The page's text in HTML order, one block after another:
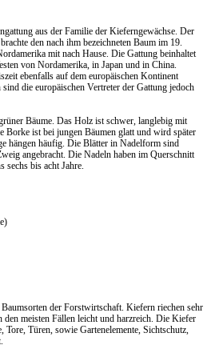
aus der Familie der Kieferngewächse. Der
den nach ihm bezeichneten Baum im 19.
mit nach Hause. Die Gattung beinhaltet
von Nordamerika, in Japan und in China.
ebenfalls auf dem europäischen Kontinent
die europäischen Vertreter der Gattung jedoch
Bäume. Das Holz ist schwer, langlebig mit
Borke ist bei jungen Bäumen glatt und wird später
hängen häufig. Die Blätter in Nadelform sind
angebracht. Die Nadeln haben im Querschnitt
sechs bis acht Jahre.
der Forstwirtschaft. Kiefern riechen sehr
den meisten Fällen leicht und harzreich. Die Kiefer
Türen, sowie Gartenelemente, Sichtschutz,